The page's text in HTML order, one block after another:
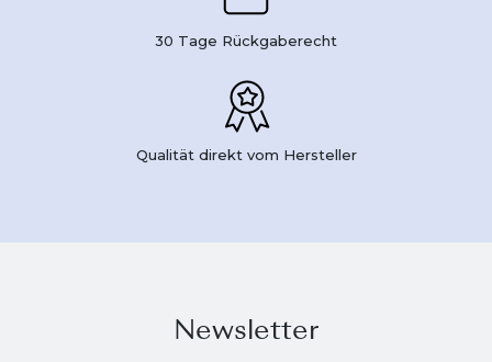
30 Tage Rückgaberecht
Qualität direkt vom Hersteller
Newsletter